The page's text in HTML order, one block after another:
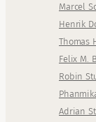
Marcel
Henrik
Thomas
Felix M.
Robin
Adrian